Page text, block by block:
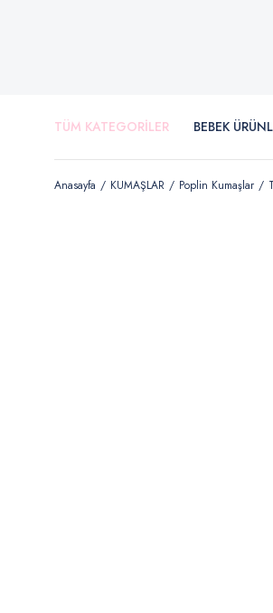
TÜM KATEGORİLER BEBEK
Anasayfa KUMAŞLAR Poplin Kumaşlar